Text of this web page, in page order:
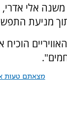
אלי
מניעת
מצאתם טעות